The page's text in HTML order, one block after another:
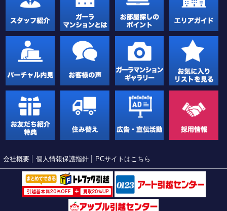
会社概要 個人情報保護指針 PCサイトはこちら